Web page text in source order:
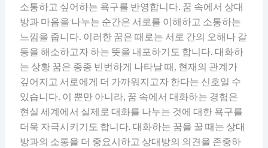
소통하고 싶어하는 욕구를 반영합니다. 꿈 속에서 상대
방과 마음을 나누는 순간은 서로를 이해하고 소통하는
느낌을 줍니다. 이러한 꿈은 때로는 서로 간의 오해나 갈
등을 해소하고자 하는 뜻을 내포하기도 합니다. 대화하
는 상황 꿈은 종종 빈번하게 나타날 때, 현재의 관계가
깊어지고 서로에게 더 가까워지고자 한다는 신호일 수
있습니다. 이 뿐만 아니라, 꿈 속에서 대화하는 경험은
현실 세계에서 실제로 대화를 나누는 것에 대한 욕구를
더욱 자극시키기도 합니다. 대화하는 꿈을 꿀 때는 상대
방과의 소통을 더 중요시하고 상대방의 의견을 존중하